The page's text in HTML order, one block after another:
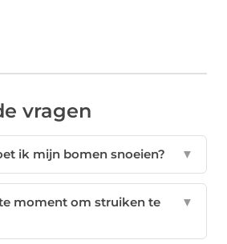
vragen
ik mijn bomen snoeien? ▼
moment om struiken te
▼